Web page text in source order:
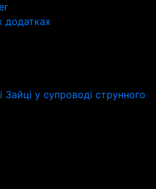
додатках
у супроводі струнного